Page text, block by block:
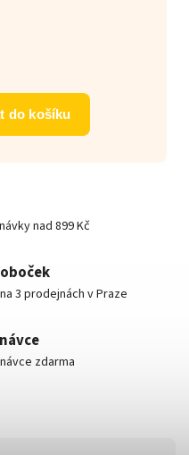
do košíku
nad 899 Kč
3 prodejnách v Praze
zdarma